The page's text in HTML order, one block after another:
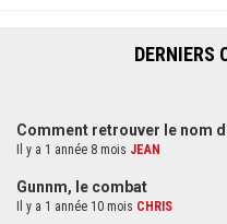
DERNIERS
Comment retrouver le nom
Il y a 1 année 8 mois JEAN
Gunnm, le combat
Il y a 1 année 10 mois CHRIS